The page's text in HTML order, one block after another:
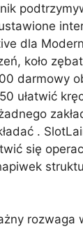
dla
koło
darmowy
ułatwić
.
się
rozwaga